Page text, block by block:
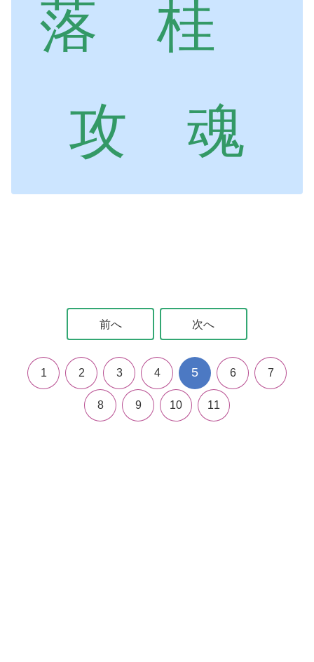
落 桂
攻 魂
前へ 次へ
1 2 3 4 5 6 7
8 9 10 11